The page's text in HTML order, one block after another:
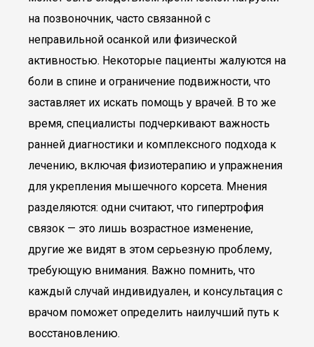
на позвоночник, часто связанной с
неправильной осанкой или физической
активностью. Некоторые пациенты жалуются на
боли в спине и ограничение подвижности, что
заставляет их искать помощь у врачей. В то же
время, специалисты подчеркивают важность
ранней диагностики и комплексного подхода к
лечению, включая физиотерапию и упражнения
для укрепления мышечного корсета. Мнения
разделяются: одни считают, что гипертрофия
связок — это лишь возрастное изменение,
другие же видят в этом серьезную проблему,
требующую внимания. Важно помнить, что
каждый случай индивидуален, и консультация с
врачом поможет определить наилучший путь к
восстановлению.